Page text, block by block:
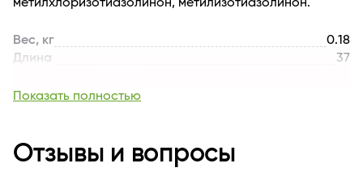
Вес, кг
0.18
Длина
37
Возраст
Активные компоненты
Epidermist и Biophitex
Тип кожи
для всех типов кожи
Показать полностью
Отзывы и вопросы